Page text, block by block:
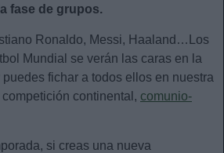
fase de grupos.
Ronaldo, Messi, Haaland…Los
Mundial se verán las caras en la
fichar a todos ellos en nuestra
continental, comunio-
si creas una nueva